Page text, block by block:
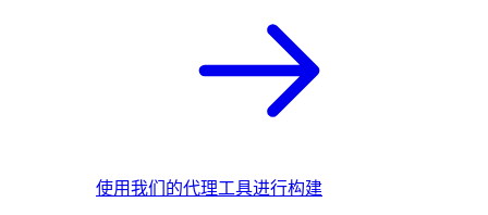
使用我们的代理工具进行构建